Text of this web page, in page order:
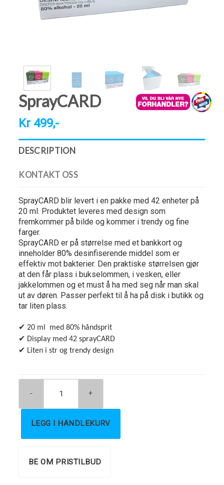
SprayCARD
Kr 499,-
DESCRIPTION
KONTAKT OSS
SprayCARD blir levert i en pakke med 42 enheter på
20 ml. Produktet leveres med design som
fremkommer på bilde og kommer i trendy og fine
farger.
SprayCARD er på størrelse med et bankkort og
inneholder 80% desinfiserende middel som er
effektiv mot bakterier. Den praktiske størrelsen gjør
at den får plass i bukselommen, i vesken, eller
jakkelommen og et must å ha med seg når man skal
ut av døren. Passer perfekt til å ha på disk i butikk og
tar liten plass.
✔ 20 ml med 80% håndsprit
✔ Display med 42 sprayCARD
✔ Liten i str og trendy design
LEGG I HANDLEKURV
BE OM PRISTILBUD